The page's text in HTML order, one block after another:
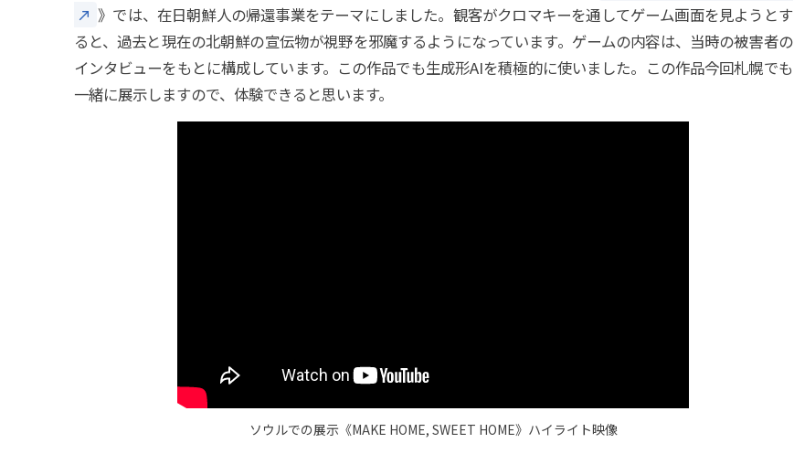
》 では、在日朝鮮人の帰還事業をテーマにしました。観客がクロマキーを通してゲーム画面を見ようとす
ると、過去と現在の北朝鮮の宣伝物が視野を邪魔するようになっています。ゲームの内容は、当時の被害者の
インタビューをもとに構成しています。この作品でも生成形AIを積極的に使いました。この作品今回札幌でも
一緒に展示しますので、体験できると思います。
ソウルでの展示《MAKE HOME, SWEET HOME》ハイライト映像